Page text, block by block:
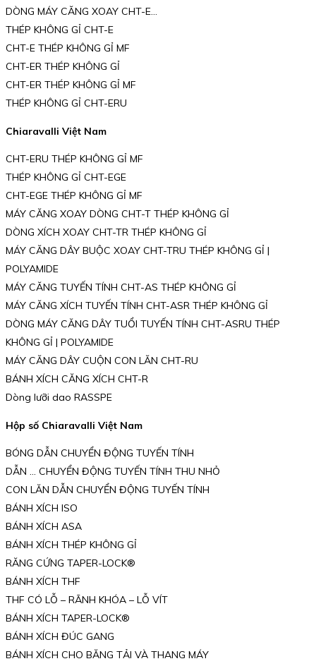
DÒNG MÁY CĂNG XOAY CHT-E…
THÉP KHÔNG GỈ CHT-E
CHT-E THÉP KHÔNG GỈ MF
CHT-ER THÉP KHÔNG GỈ
CHT-ER THÉP KHÔNG GỈ MF
THÉP KHÔNG GỈ CHT-ERU
Chiaravalli Việt Nam
CHT-ERU THÉP KHÔNG GỈ MF
THÉP KHÔNG GỈ CHT-EGE
CHT-EGE THÉP KHÔNG GỈ MF
MÁY CĂNG XOAY DÒNG CHT-T THÉP KHÔNG GỈ
DÒNG XÍCH XOAY CHT-TR THÉP KHÔNG GỈ
MÁY CĂNG DÂY BUỘC XOAY CHT-TRU THÉP KHÔNG GỈ |
POLYAMIDE
MÁY CĂNG TUYẾN TÍNH CHT-AS THÉP KHÔNG GỈ
MÁY CĂNG XÍCH TUYẾN TÍNH CHT-ASR THÉP KHÔNG GỈ
DÒNG MÁY CĂNG DÂY TUỔI TUYẾN TÍNH CHT-ASRU THÉP
KHÔNG GỈ | POLYAMIDE
MÁY CĂNG DÂY CUỘN CON LĂN CHT-RU
BÁNH XÍCH CĂNG XÍCH CHT-R
Dòng lưỡi dao RASSPE
Hộp số Chiaravalli Việt Nam
BÓNG DẪN CHUYỂN ĐỘNG TUYẾN TÍNH
DẪN … CHUYỂN ĐỘNG TUYẾN TÍNH THU NHỎ
CON LĂN DẪN CHUYỂN ĐỘNG TUYẾN TÍNH
BÁNH XÍCH ISO
BÁNH XÍCH ASA
BÁNH XÍCH THÉP KHÔNG GỈ
RĂNG CỨNG TAPER-LOCK®
BÁNH XÍCH THF
THF CÓ LỖ – RÃNH KHÓA – LỖ VÍT
BÁNH XÍCH TAPER-LOCK®
BÁNH XÍCH ĐÚC GANG
BÁNH XÍCH CHO BĂNG TẢI VÀ THANG MÁY